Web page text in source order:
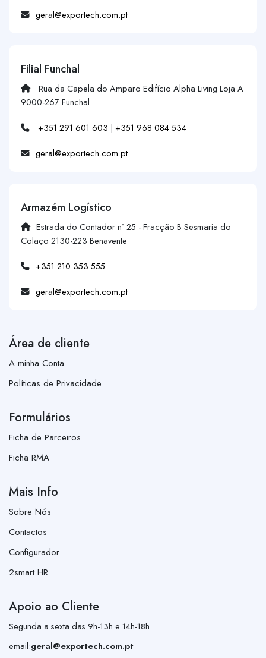
geral@exportech.com.pt
Filial Funchal
Rua da Capela do Amparo Edifício Alpha Living Loja A
9000-267 Funchal
+351 291 601 603 | +351 968 084 534
geral@exportech.com.pt
Armazém Logístico
Estrada do Contador nº 25 - Fracção B Sesmaria do
Colaço 2130-223 Benavente
+351 210 353 555
geral@exportech.com.pt
Área de cliente
A minha Conta
Políticas de Privacidade
Formulários
Ficha de Parceiros
Ficha RMA
Mais Info
Sobre Nós
Contactos
Configurador
2smart HR
Apoio ao Cliente
Segunda a sexta das 9h-13h e 14h-18h
email:geral@exportech.com.pt